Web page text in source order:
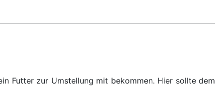
Futter zur Umstellung mit bekommen. Hier sollte dem